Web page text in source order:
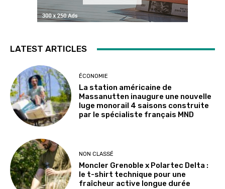
LATEST ARTICLES
ÉCONOMIE
La station américaine de
Massanutten inaugure une nouvelle
luge monorail 4 saisons construite
par le spécialiste français MND
NON CLASSÉ
Moncler Grenoble x Polartec Delta :
le t-shirt technique pour une
fraîcheur active longue durée